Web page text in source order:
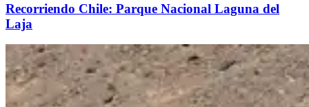
Recorriendo Chile: Parque Nacional Laguna del
Laja